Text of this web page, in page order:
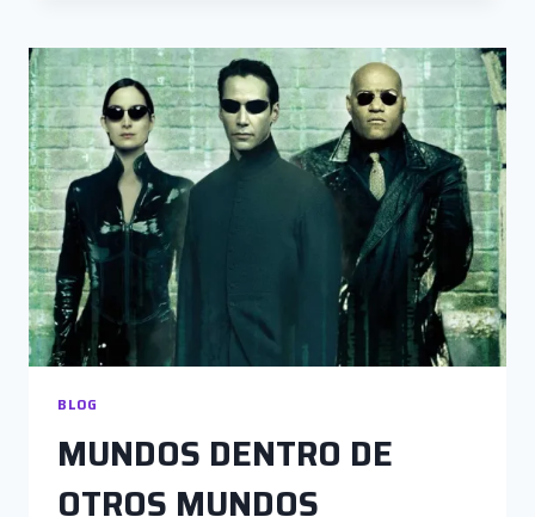
DESPUÉS:
“YO
QUISIERA
QUE
USTEDES
VENGAN
DONDE
MÍ”
BLOG
MUNDOS DENTRO DE
OTROS MUNDOS